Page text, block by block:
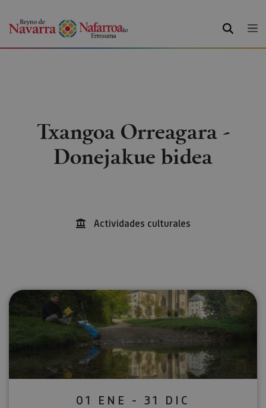
BILATU
Txangoa Orreagara -
Donejakue bidea
Actividades culturales
01 ENE - 31 DIC